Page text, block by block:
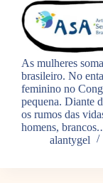
As mulheres
brasileiro. No
feminino no
pequena. Diante
os rumos das
homens,
alantygel